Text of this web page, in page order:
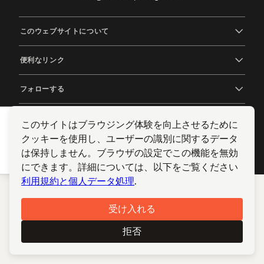
このウェブサイトについて
便利なリンク
フォローする
© 2012-2026 TCP/ARPT Centro de Portugal. 全著作権所有.
Made byGOMO Digital
このサイトはブラウジング体験を向上させるために
クッキーを使用し、ユーザーの識別に関するデータ
は保持しません。ブラウザの設定でこの機能を無効
にできます。詳細については、以下をご覧ください
利用規約と個人データ処理.
受け入れる
拒否